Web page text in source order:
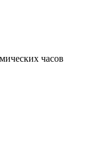
часов